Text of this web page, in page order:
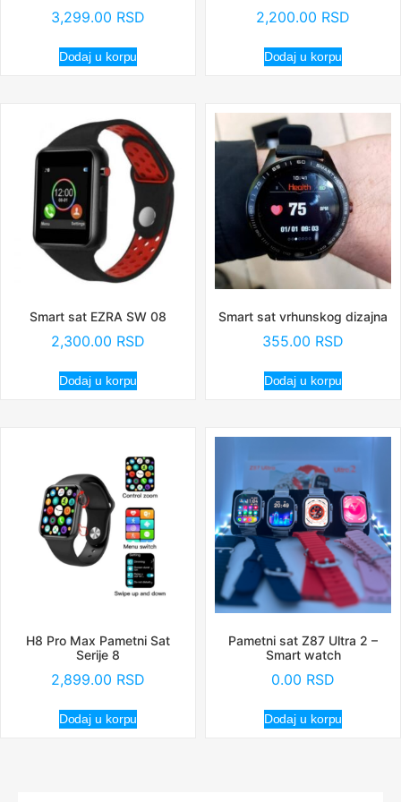
3,299.00 RSD
Dodaj u korpu
2,200.00 RSD
Dodaj u korpu
Smart sat EZRA SW 08
2,300.00 RSD
Dodaj u korpu
Smart sat vrhunskog dizajna
355.00 RSD
Dodaj u korpu
H8 Pro Max Pametni Sat
Serije 8
2,899.00 RSD
Dodaj u korpu
Pametni sat Z87 Ultra 2 –
Smart watch
0.00 RSD
Dodaj u korpu